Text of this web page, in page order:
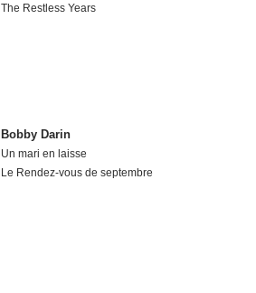
The Restless Years
Bobby Darin
Un mari en laisse
Le Rendez-vous de septembre